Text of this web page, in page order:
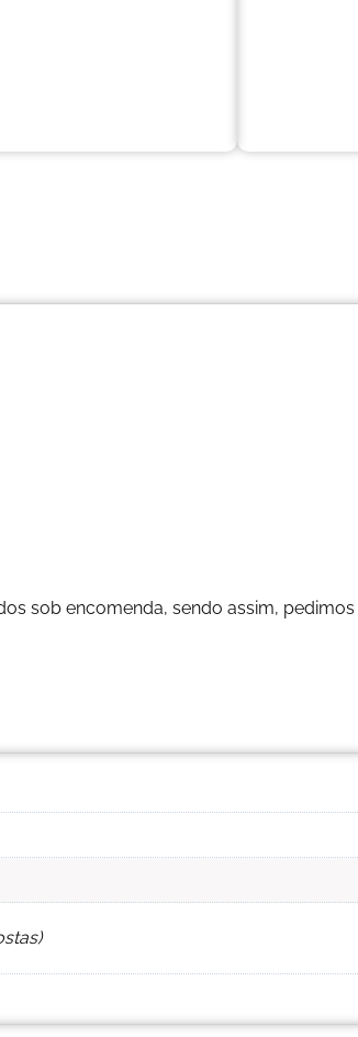
sob encomenda, sendo assim,